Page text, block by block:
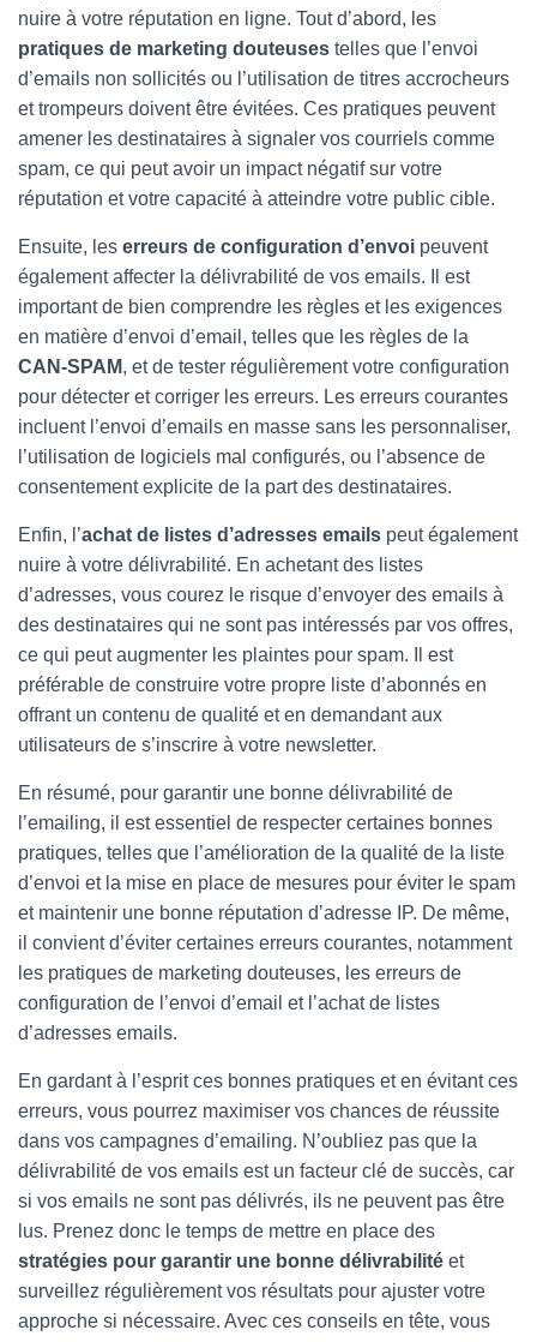
nuire à votre réputation en ligne. Tout d’abord, les
pratiques de marketing douteuses telles que l’envoi
d’emails non sollicités ou l’utilisation de titres accrocheurs
et trompeurs doivent être évitées. Ces pratiques peuvent
amener les destinataires à signaler vos courriels comme
spam, ce qui peut avoir un impact négatif sur votre
réputation et votre capacité à atteindre votre public cible.
Ensuite, les erreurs de configuration d’envoi peuvent
également affecter la délivrabilité de vos emails. Il est
important de bien comprendre les règles et les exigences
en matière d’envoi d’email, telles que les règles de la
CAN-SPAM, et de tester régulièrement votre configuration
pour détecter et corriger les erreurs. Les erreurs courantes
incluent l’envoi d’emails en masse sans les personnaliser,
l’utilisation de logiciels mal configurés, ou l’absence de
consentement explicite de la part des destinataires.
Enfin, l’achat de listes d’adresses emails peut également
nuire à votre délivrabilité. En achetant des listes
d’adresses, vous courez le risque d’envoyer des emails à
des destinataires qui ne sont pas intéressés par vos offres,
ce qui peut augmenter les plaintes pour spam. Il est
préférable de construire votre propre liste d’abonnés en
offrant un contenu de qualité et en demandant aux
utilisateurs de s’inscrire à votre newsletter.
En résumé, pour garantir une bonne délivrabilité de
l’emailing, il est essentiel de respecter certaines bonnes
pratiques, telles que l’amélioration de la qualité de la liste
d’envoi et la mise en place de mesures pour éviter le spam
et maintenir une bonne réputation d’adresse IP. De même,
il convient d’éviter certaines erreurs courantes, notamment
les pratiques de marketing douteuses, les erreurs de
configuration de l’envoi d’email et l’achat de listes
d’adresses emails.
En gardant à l’esprit ces bonnes pratiques et en évitant ces
erreurs, vous pourrez maximiser vos chances de réussite
dans vos campagnes d’emailing. N’oubliez pas que la
délivrabilité de vos emails est un facteur clé de succès, car
si vos emails ne sont pas délivrés, ils ne peuvent pas être
lus. Prenez donc le temps de mettre en place des
stratégies pour garantir une bonne délivrabilité et
surveillez régulièrement vos résultats pour ajuster votre
approche si nécessaire. Avec ces conseils en tête, vous